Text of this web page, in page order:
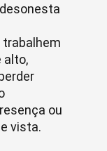
trabalhem
alto,
ou
vista.